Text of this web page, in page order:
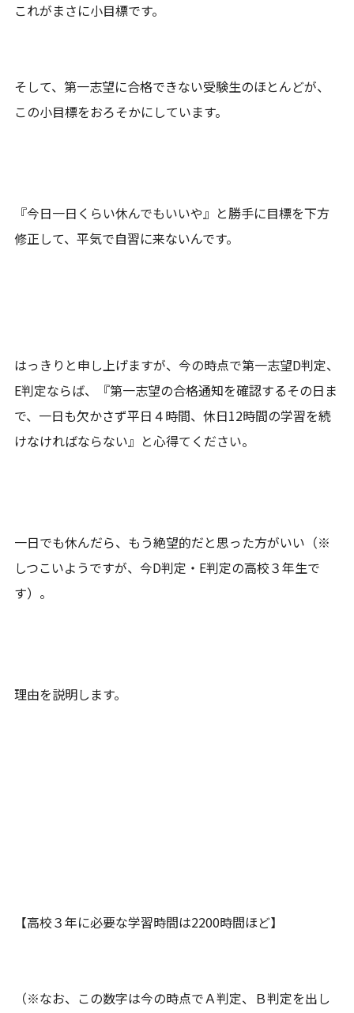
これがまさに小目標です。
そして、第一志望に合格できない受験生のほとんどが、
この小目標をおろそかにしています。
『今日一日くらい休んでもいいや』と勝手に目標を下方
修正して、平気で自習に来ないんです。
はっきりと申し上げますが、今の時点で第一志望D判定、
E判定ならば、『第一志望の合格通知を確認するその日ま
で、一日も欠かさず平日４時間、休日12時間の学習を続
けなければならない』と心得てください。
一日でも休んだら、もう絶望的だと思った方がいい（※
しつこいようですが、今D判定・E判定の高校３年生で
す）。
理由を説明します。
【高校３年に必要な学習時間は2200時間ほど】
（※なお、この数字は今の時点でＡ判定、Ｂ判定を出し